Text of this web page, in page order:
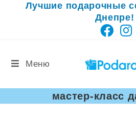
ПерейтиЛучшие подарочные
Днепре!
Меню
мастер-класс